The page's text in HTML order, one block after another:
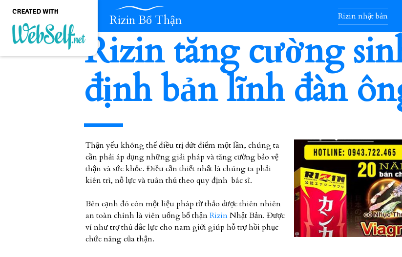
Rizin Bổ Thận Rizin nhật bản
Rizin tăng cường
định bản lĩnh đàn
Thận yếu không thể điều trị dứt điểm một lần, chúng ta
cần phải áp dụng những giải pháp và tăng cường bảo vệ
thận và sức khỏe. Điều cần thiết nhất là chúng ta phải
kiên trì, nỗ lực và tuân thủ theo quy định bác sĩ.
Bên cạnh đó còn một liệu pháp từ thảo dược thiên nhiên
an toàn chính là viên uống bổ thậnRizinNhật Bản. Được
ví như trợ thủ đắc lực cho nam giới giúp hỗ trợ hồi phục
chức năng của thận.
CREATED WITH